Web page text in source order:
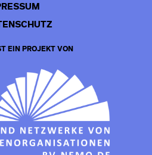
EIN PROJEKT VON